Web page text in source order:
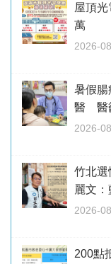
屋頂
萬
2026-
暑假腸
醫 醫
2026-
竹北
麗文
2026-
200點